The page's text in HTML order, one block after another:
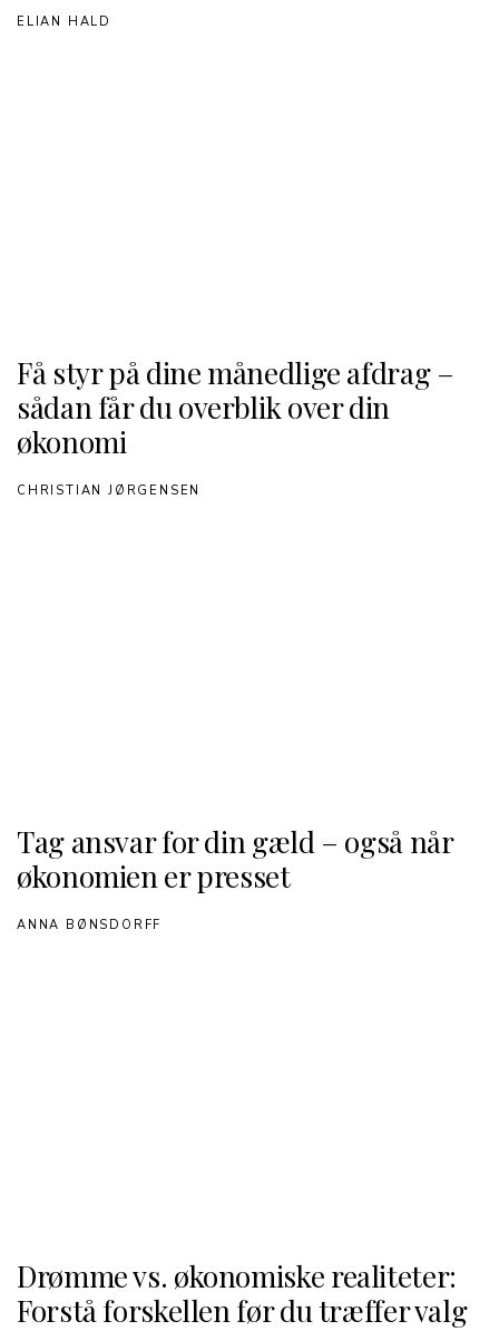
ELIAN HALD
Få styr på dine månedlige afdrag –
sådan får du overblik over din
økonomi
CHRISTIAN JØRGENSEN
Tag ansvar for din gæld – også når
økonomien er presset
ANNA BØNSDORFF
Drømme vs. økonomiske realiteter:
Forstå forskellen før du træffer valg